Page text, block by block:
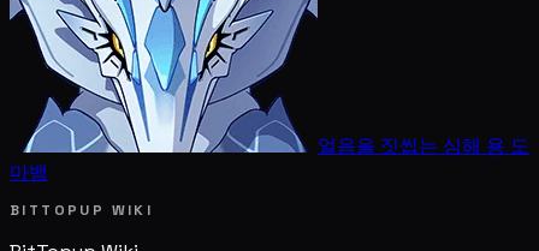
얼음을 짓씹는 심해 용 도
마뱀
BITTOPUP WIKI